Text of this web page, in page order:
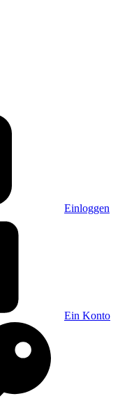
Einloggen
Ein Konto